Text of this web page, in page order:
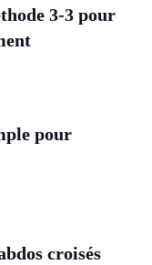
3-3 pour
pour
croisés